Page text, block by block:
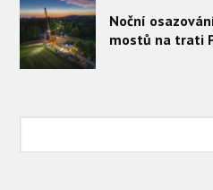
Noční
mostů na trati